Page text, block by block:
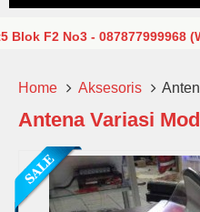
F2 No3 - 087877999968
Home Aksesoris
Antena Variasi